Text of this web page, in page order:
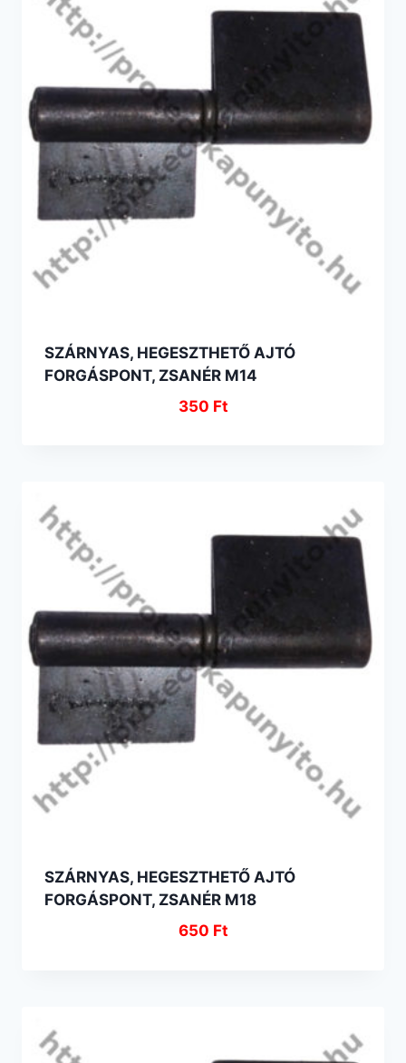
SZÁRNYAS, HEGESZTHETŐ AJTÓ
FORGÁSPONT, ZSANÉR M14
350 Ft
SZÁRNYAS, HEGESZTHETŐ AJTÓ
FORGÁSPONT, ZSANÉR M18
650 Ft